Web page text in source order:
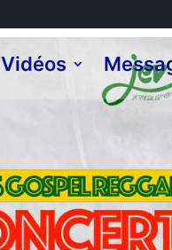
Vidéos